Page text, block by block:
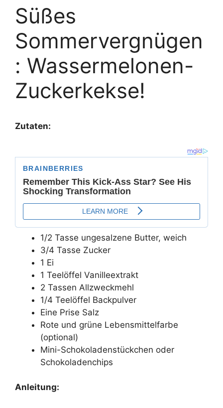
Süßes
Sommervergnügen
: Wassermelonen-
Zuckerkekse!
Zutaten:
1/2 Tasse ungesalzene Butter, weich
3/4 Tasse Zucker
1 Ei
1 Teelöffel Vanilleextrakt
2 Tassen Allzweckmehl
1/4 Teelöffel Backpulver
Eine Prise Salz
Rote und grüne Lebensmittelfarbe
(optional)
Mini-Schokoladenstückchen oder
Schokoladenchips
Anleitung: